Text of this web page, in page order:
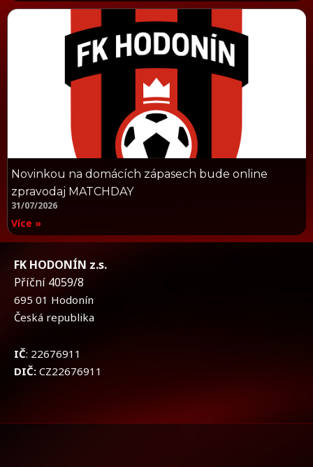
Novinkou na domácích zápasech bude online
zpravodaj MATCHDAY
31/07/2026
Více »
FK HODONÍN z.s.
Příční 4059/8
695 01 Hodonín
Česká republika
IČ: 22676911
DIČ: CZ22676911